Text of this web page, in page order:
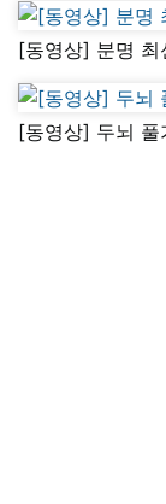
[동영상] 분명 최
[동영상] 두뇌 풀